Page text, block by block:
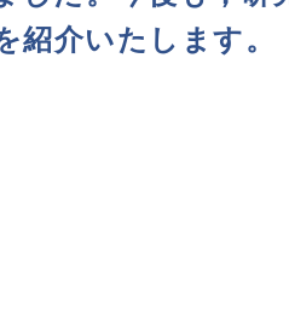
介いたします。